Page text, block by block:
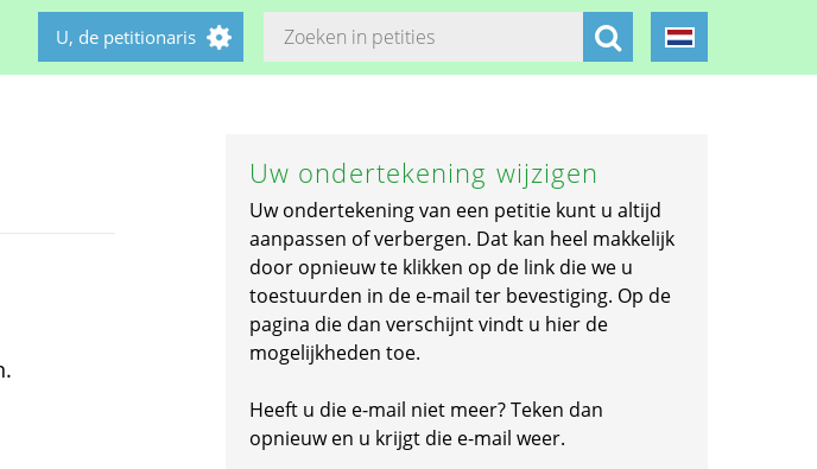
U, de petitionaris
Uw ondertekening wijzigen
Uw ondertekening van een petitie kunt u altijd
aanpassen of verbergen. Dat kan heel makkelijk
door opnieuw te klikken op de link die we u
toestuurden in de e-mail ter bevestiging. Op de
pagina die dan verschijnt vindt u hier de
mogelijkheden toe.
Heeft u die e-mail niet meer? Teken dan
opnieuw en u krijgt die e-mail weer.